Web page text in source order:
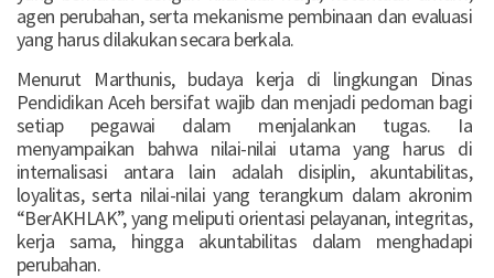
agen perubahan, serta mekanisme pembinaan dan evaluasi
yang harus dilakukan secara berkala.
Menurut Marthunis, budaya kerja di lingkungan Dinas
Pendidikan Aceh bersifat wajib dan menjadi pedoman bagi
setiap pegawai dalam menjalankan tugas. Ia
menyampaikan bahwa nilai-nilai utama yang harus di
internalisasi antara lain adalah disiplin, akuntabilitas,
loyalitas, serta nilai-nilai yang terangkum dalam akronim
“BerAKHLAK”, yang meliputi orientasi pelayanan, integritas,
kerja sama, hingga akuntabilitas dalam menghadapi
perubahan.